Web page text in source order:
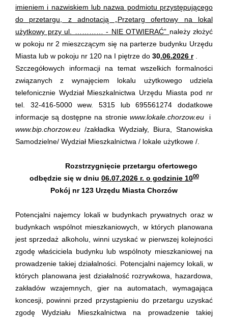
imieniem i nazwiskiem lub nazwa podmiotu przystępującego
do przetargu, z adnotacją „Przetarg ofertowy na lokal
użytkowy przy ul. ………… - NIE OTWIERAĆ” należy złożyć
w pokoju nr 2 mieszczącym się na parterze budynku Urzędu
Miasta lub w pokoju nr 120 na I piętrze do 30.06.2026 r.
Szczegółowych informacji na temat wszelkich formalności
związanych z wynajęciem lokalu użytkowego udziela
telefonicznie Wydział Mieszkalnictwa Urzędu Miasta pod nr
tel. 32-416-5000 wew. 5315 lub 695561274 dodatkowe
informacje są dostępne na stronie www.lokale.chorzow.eui
www.bip.chorzow.eu /zakładka Wydziały, Biura, Stanowiska
Samodzielne/ Wydział Mieszkalnictwa / lokale użytkowe /.
Rozstrzygnięcie przetargu ofertowego
odbędzie się w dniu 06.07.2026 r. o godzinie 1000
Pokój nr 123 Urzędu Miasta Chorzów
Potencjalni najemcy lokali w budynkach prywatnych oraz w
budynkach wspólnot mieszkaniowych, w których planowana
jest sprzedaż alkoholu, winni uzyskać w pierwszej kolejności
zgodę właściciela budynku lub wspólnoty mieszkaniowej na
prowadzenie takiej działalności. Potencjalni najemcy lokali, w
których planowana jest działalność rozrywkowa, hazardowa,
zakładów wzajemnych, gier na automatach, wymagająca
koncesji, powinni przed przystąpieniu do przetargu uzyskać
zgodę Wydziału Mieszkalnictwa na prowadzenie takiej